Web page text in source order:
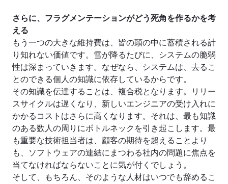
さらに、フラグメンテーションがどう死角を作るかを考
える
もう一つの大きな維持費は、皆の頭の中に蓄積される計
り知れない価値です。雪が降るたびに、システムの脆弱
性は深まっていきます。なぜなら、システムは、去るこ
とのできる個人の知識に依存しているからです。
その知識を伝達することは、複合税となります。リリー
スサイクルは遅くなり、新しいエンジニアの受け入れに
かかるコストはさらに高くなります。それは、最も知識
のある数人の周りにボトルネックを引き起こします。最
も重要な技術担当者は、顧客の期待を超えることより
も、ソフトウェアの連結にまつわる社内の問題に焦点を
当てなければならないことに気が付くでしょう。
そして、もちろん、そのような人材はいつでも辞めるこ